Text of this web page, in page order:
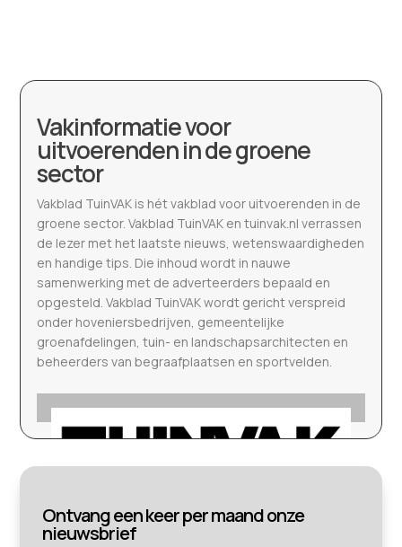
Vakinformatie voor
uitvoerenden in de groene
sector
Vakblad TuinVAK is hét vakblad voor uitvoerenden in de
groene sector. Vakblad TuinVAK en tuinvak.nl verrassen
de lezer met het laatste nieuws, wetenswaardigheden
en handige tips. Die inhoud wordt in nauwe
samenwerking met de adverteerders bepaald en
opgesteld. Vakblad TuinVAK wordt gericht verspreid
onder hoveniersbedrijven, gemeentelijke
groenafdelingen, tuin- en landschapsarchitecten en
beheerders van begraafplaatsen en sportvelden.
Ontvang een keer per maand onze
nieuwsbrief